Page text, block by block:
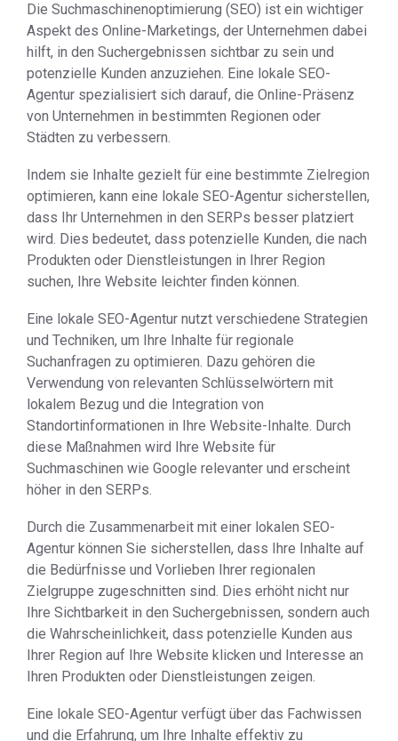
Die Suchmaschinenoptimierung (SEO) ist ein wichtiger
Aspekt des Online-Marketings, der Unternehmen dabei
hilft, in den Suchergebnissen sichtbar zu sein und
potenzielle Kunden anzuziehen. Eine lokale SEO-
Agentur spezialisiert sich darauf, die Online-Präsenz
von Unternehmen in bestimmten Regionen oder
Städten zu verbessern.
Indem sie Inhalte gezielt für eine bestimmte Zielregion
optimieren, kann eine lokale SEO-Agentur sicherstellen,
dass Ihr Unternehmen in den SERPs besser platziert
wird. Dies bedeutet, dass potenzielle Kunden, die nach
Produkten oder Dienstleistungen in Ihrer Region
suchen, Ihre Website leichter finden können.
Eine lokale SEO-Agentur nutzt verschiedene Strategien
und Techniken, um Ihre Inhalte für regionale
Suchanfragen zu optimieren. Dazu gehören die
Verwendung von relevanten Schlüsselwörtern mit
lokalem Bezug und die Integration von
Standortinformationen in Ihre Website-Inhalte. Durch
diese Maßnahmen wird Ihre Website für
Suchmaschinen wie Google relevanter und erscheint
höher in den SERPs.
Durch die Zusammenarbeit mit einer lokalen SEO-
Agentur können Sie sicherstellen, dass Ihre Inhalte auf
die Bedürfnisse und Vorlieben Ihrer regionalen
Zielgruppe zugeschnitten sind. Dies erhöht nicht nur
Ihre Sichtbarkeit in den Suchergebnissen, sondern auch
die Wahrscheinlichkeit, dass potenzielle Kunden aus
Ihrer Region auf Ihre Website klicken und Interesse an
Ihren Produkten oder Dienstleistungen zeigen.
Eine lokale SEO-Agentur verfügt über das Fachwissen
und die Erfahrung, um Ihre Inhalte effektiv zu